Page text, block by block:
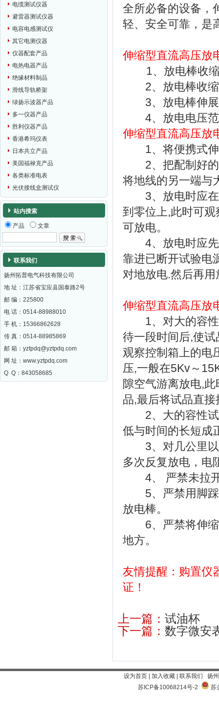
电缆测试仪器
避雷器测试仪器
电容电感测试仪
其它电测仪器
仪器配套产品
电热电器产品
绝缘材料制品
滑线导轨桥架
绿扬示波器产品
多一仪器产品
胜利仪器产品
香港希玛仪表
日本共立产品
美国福禄克产品
各类标准电表
光伏接线盒测试仪
站内搜索
产品 文章
联系我们
扬州拓普电气科技有限公司
地 址：江苏省宝应县国泰路2号
邮 编： 225800
电 话：0514-88988010
手 机：15366862628
传 真：0514-88985869
邮 箱： yztpdq@yztpdq.com
网 址： www.yztpdq.com
Q Q：843058685
全所必备的设备，
轻、安全可靠，是
伸缩型直流高压放
1、放电棒收缩
2、放电棒收缩
3、放电棒伸展
4、放电电压范
伸缩型直流高压放
1、将便携式伸
2、把配制好的
将地线的另一端与
3、放电时应在
到零位上,此时可
可放电。
4、放电时应先
靠进已断开试验电
对地放电.然后再
伸缩型直流高压放
1、对大的容性
待一段时间后,使
观察控制箱上的电
压,一般在5Kv～
隙空气游离放电,
品,最后将试品直
2、大的容性试
低与时间的长短成
3、对几公里以
多次反复放电，电
4、 严禁未拉开
5、严禁用脚踩
放电棒。
6、严禁将伸缩
地方。
友情提醒：购置仪
证！
上一篇： 试油杯
下一篇： 数字微安
设为首页 | 加入收藏 | 联系我们 扬
苏ICP备10068214号-2
苏